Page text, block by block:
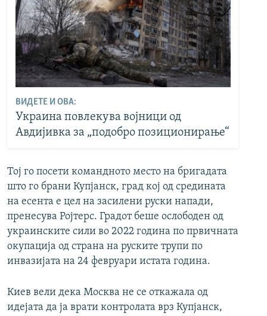
ВИДЕТЕ И ОВА:
Украина повлекува војници од
Авдијивка за „подобро позиционирање“
Тој го посети командното место на бригадата
што го брани Купјанск, град кој од средината
на есента е цел на засилени руски напади,
пренесува Ројтерс. Градот беше ослободен од
украинските сили во 2022 година по првичната
окупација од страна на руските трупи по
инвазијата на 24 февруари истата година.
Киев вели дека Москва не се откажала од
идејата да ја врати контролата врз Купјанск,